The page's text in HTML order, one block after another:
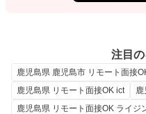
注目
鹿児島県 鹿児島市 リモート面接
鹿児島県 リモート面接OK ict
鹿児島県 リモート面接OK ライジ